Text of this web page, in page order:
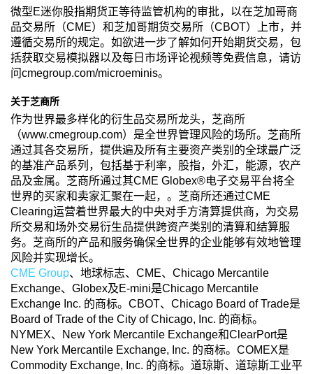
微型E迷你股指期货正等待监管机构的审批，以在芝加哥商
品交易所（CME）和芝加哥期货交易所（CBOT）上市，并
遵循交易所的规定。如欲进一步了解如何开始期货交易，包
括获取交易模拟器以及每日市场评论视频等免费信息，请访
问cmegroup.com/microeminis。
关于芝商所
作为世界最多样化的衍生品交易所龙头，芝商所
（www.cmegroup.com）是全世界管理风险的场所。芝商所
通过其各交易所，提供遍及所有主要资产类别的全球最广泛
的基准产品系列，包括基于利率，股指，外汇，能源，农产
品及金属。芝商所通过其CME Globex®电子交易平台将全
世界的买家和卖家汇聚在一起，。芝商所还通过CME
Clearing运营着世界最大的中央对手方清算提供商，为交易
所交易和场外交易衍生品提供跨资产类别的清算和结算服
务。芝商所的产品和服务确保全世界的企业能够有效地管理
风险并实现增长。
CME Group、地球标志、CME、Chicago Mercantile
Exchange、Globex及E-mini是Chicago Mercantile
Exchange Inc. 的商标。CBOT、Chicago Board of Trade是
Board of Trade of the City of Chicago, Inc. 的商标。
NYMEX、New York Mercantile Exchange和ClearPort是
New York Mercantile Exchange, Inc. 的商标。COMEX是
Commodity Exchange, Inc. 的商标。道琼斯、道琼斯工业平